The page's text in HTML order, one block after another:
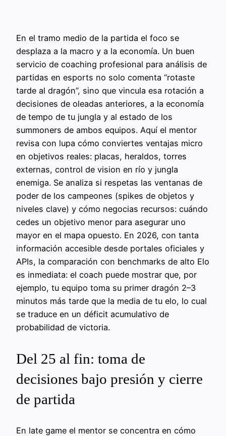
En el tramo medio de la partida el foco se
desplaza a la macro y a la economía. Un buen
servicio de coaching profesional para análisis de
partidas en esports no solo comenta “rotaste
tarde al dragón”, sino que vincula esa rotación a
decisiones de oleadas anteriores, a la economía
de tempo de tu jungla y al estado de los
summoners de ambos equipos. Aquí el mentor
revisa con lupa cómo conviertes ventajas micro
en objetivos reales: placas, heraldos, torres
externas, control de vision en río y jungla
enemiga. Se analiza si respetas las ventanas de
poder de los campeones (spikes de objetos y
niveles clave) y cómo negocias recursos: cuándo
cedes un objetivo menor para asegurar uno
mayor en el mapa opuesto. En 2026, con tanta
información accesible desde portales oficiales y
APIs, la comparación con benchmarks de alto Elo
es inmediata: el coach puede mostrar que, por
ejemplo, tu equipo toma su primer dragón 2–3
minutos más tarde que la media de tu elo, lo cual
se traduce en un déficit acumulativo de
probabilidad de victoria.
Del 25 al fin: toma de
decisiones bajo presión y cierre
de partida
En late game el mentor se concentra en cómo